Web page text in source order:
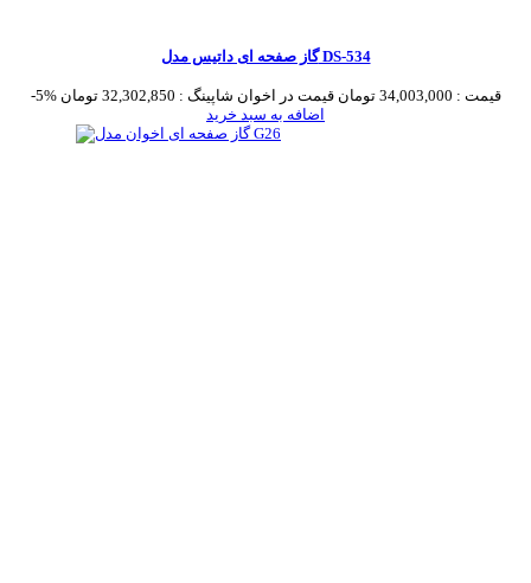
گاز صفحه ای داتیس مدل DS-534
-5% قیمت : 34,003,000 تومان قیمت در اخوان شاپینگ : 32,302,850 تومان
اضافه به سبد خرید